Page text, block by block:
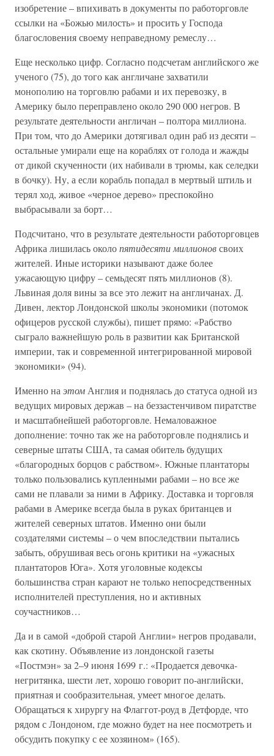
изобретение – впихивать в документы по работорговле
ссылки на «Божью милость» и просить у Господа
благословения своему неправедному ремеслу…
Еще несколько цифр. Согласно подсчетам английского же
ученого (75), до того как англичане захватили
монополию на торговлю рабами и их перевозку, в
Америку было переправлено около 290 000 негров. В
результате деятельности англичан – полтора миллиона.
При том, что до Америки дотягивал один раб из десяти –
остальные умирали еще на кораблях от голода и жажды
от дикой скученности (их набивали в трюмы, как селедки
в бочку). Ну, а если корабль попадал в мертвый штиль и
терял ход, живое «черное дерево» преспокойно
выбрасывали за борт…
Подсчитано, что в результате деятельности работорговцев
Африка лишилась околопятидесяти миллионовсвоих
жителей. Иные историки называют даже более
ужасающую цифру – семьдесят пять миллионов (8).
Львиная доля вины за все это лежит на англичанах. Д.
Дивен, лектор Лондонской школы экономики (потомок
офицеров русской службы), пишет прямо: «Рабство
сыграло важнейшую роль в развитии как Британской
империи, так и современной интегрированной мировой
экономики» (94).
Именно на этом Англия и поднялась до статуса одной из
ведущих мировых держав – на беззастенчивом пиратстве
и масштабнейшей работорговле. Немаловажное
дополнение: точно так же на работорговле поднялись и
северные штаты США, та самая обитель будущих
«благородных борцов с рабством». Южные плантаторы
только пользовались купленными рабами – но все же
сами не плавали за ними в Африку. Доставка и торговля
рабами в Америке всегда была в руках британцев и
жителей северных штатов. Именно они были
создателями системы – о чем впоследствии пытались
забыть, обрушивая весь огонь критики на «ужасных
плантаторов Юга». Хотя уголовные кодексы
большинства стран карают не только непосредственных
исполнителей преступления, но и активных
соучастников…
Да и в самой «доброй старой Англии» негров продавали,
как скотину. Объявление из лондонской газеты
«Постмэн» за 2–9 июня 1699 г.: «Продается девочка-
негритянка, шести лет, хорошо говорит по-английски,
приятная и сообразительная, умеет многое делать.
Обращаться к хирургу на Флаггот-роуд в Детфорде, что
рядом с Лондоном, где можно будет на нее посмотреть и
обсудить покупку с ее хозяином» (165).